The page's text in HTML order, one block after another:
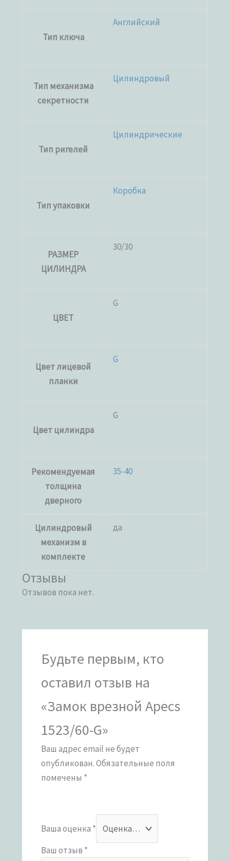
Тип ключа
Английский
Тип механизма
секретности
Цилиндровый
Тип ригелей
Цилиндрические
Тип упаковки
Коробка
РАЗМЕР
ЦИЛИНДРА
30/30
ЦВЕТ
G
Цвет лицевой
планки
G
Цвет цилиндра
G
Рекомендуемая
толщина
дверного
35-40
Цилиндровый
механизм в
комплекте
да
Отзывы
Отзывов пока нет.
Будьте первым, кто
оставил отзыв на
«Замок врезной Apecs
1523/60-G»
Ваш адрес email не будет
опубликован.Обязательные поля
помечены *
Ваша оценка *
Ваш отзыв *